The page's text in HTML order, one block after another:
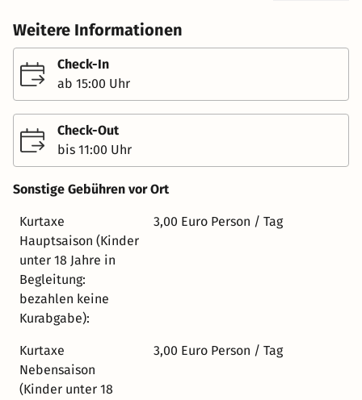
Rückzugsort in unserem Garten, der auch während der
belebten Hochsaison eine Oase der Ruhe ist. Entspannen
Sie in einem unserer bequemen Strandkörbe oder
Sonnenliegen und tauchen Sie ein in Ihren ganz
persönlichen Landhaus-Moment. Lassen Sie sich von
dem Duft von Flieder und Rosen umgeben, während Sie
ein gutes Buch genießen. Wenn das Wetter schön ist,
können Sie auch eine Tasse aromatischen Kaffee oder
Tee im Freien genießen. Wir erfüllen Ihnen gerne diesen
Wunsch.
Weitere Informationen
Check-In
ab 15:00 Uhr
Check-Out
bis 11:00 Uhr
Sonstige Gebühren vor Ort
Kurtaxe
Hauptsaison (Kinder
unter 18 Jahre in
Begleitung:
bezahlen keine
Kurabgabe):
3,00 Euro Person / Tag
Kurtaxe
Nebensaison
(Kinder unter 18
3,00 Euro Person / Tag